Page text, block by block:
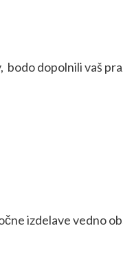
bodo dopolnili vaš
izdelave vedno